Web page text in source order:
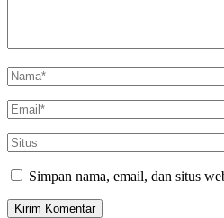
Simpan nama, email, dan situs